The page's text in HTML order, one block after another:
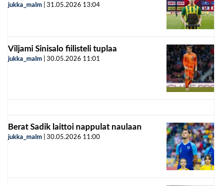
jukka_malm 31.05.2026 13:04
Viljami Sinisalo fiilisteli tuplaa
jukka_malm 30.05.2026 11:01
Berat Sadik laittoi nappulat naulaan
jukka_malm 30.05.2026 11:00